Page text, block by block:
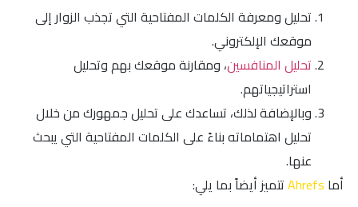
تحليل ومعرفة الكلمات المفتاحية التي تجذب الزوار إلى
موقعك الإلكتروني.
تحليل المنافسين، ومقارنة موقعك بهم وتحليل
استراتيجياتهم.
وبالإضافة لذلك، تساعدك على تحليل جمهورك من خلال
تحليل اهتماماته بناءً على الكلمات المفتاحية التي يبحث
عنها.
أما Ahrefsتتميز أيضاً بما يلي: